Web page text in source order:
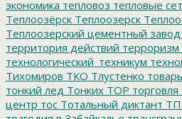
экономика тепловоз тепловые
Теплоозёрск Теплоозерск
Теплоозерский цементный завод
территория действий терроризм
технологический_техникум
Тихомиров ТКО Тлустенко
тонкий лед Тонких ТОР торговля
центр тос Тотальный диктант